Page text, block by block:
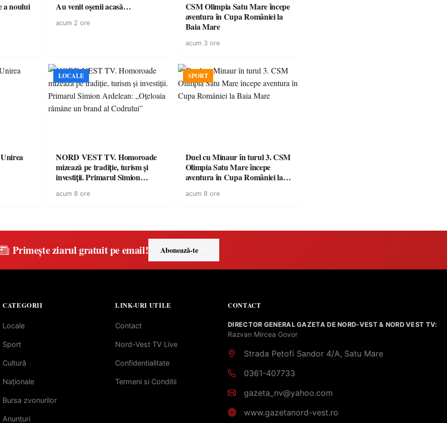
a noului
Au venit oșenii acasă…
acum 2 ore
CSM Olimpia Satu Mare începe
aventura în Cupa României la
Baia Mare
acum 3 ore
LOCALE
NORD VEST TV. Homoroade
mizează pe tradiție, turism și
investiții. Primarul Simion
brand al Codrului”
acum 8 ore
SPORT
Duel cu Minaur în turul 3. CSM
Olimpia Satu Mare începe
aventura în Cupa României la
acum 8 ore
Primește ziarul gratuit pe email! Abonează-te
CATEGORII
Locale
Sport
Cultură
Naționale
Bursa zvonurilor
Anunțuri
LINK-URI UTILE
Contact
Nord-Vest TV Live
Confidentialitate
Termeni si Conditii
CONTACT
DIRECTOR GENERAL GAZETA DE NORD-VEST & NORD VEST TV:
Razvan Mircea Govor
Strada Petofi Sandor 4/A, Satu Mare
0361-407733
gazeta_nv@yahoo.com
www.gazetanord-vest.ro